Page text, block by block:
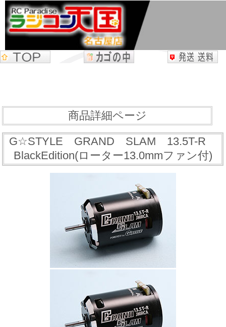
商品詳細ページ
G☆STYLE GRAND SLAM 13.5T-R
BlackEdition(ローター13.0mmファン付)